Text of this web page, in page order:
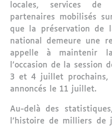
locales, services
partenaires mobilisés
que la préservation de
national demeure une
appelle à maintenir
l’occasion de la session
3 et 4 juillet prochains,
annoncés le 11 juillet.
Au-delà des
l’histoire de milliers de